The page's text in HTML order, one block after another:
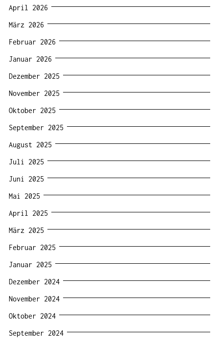
April 2026
März 2026
Februar 2026
Januar 2026
Dezember 2025
November 2025
Oktober 2025
September 2025
August 2025
Juli 2025
Juni 2025
Mai 2025
April 2025
März 2025
Februar 2025
Januar 2025
Dezember 2024
November 2024
Oktober 2024
September 2024